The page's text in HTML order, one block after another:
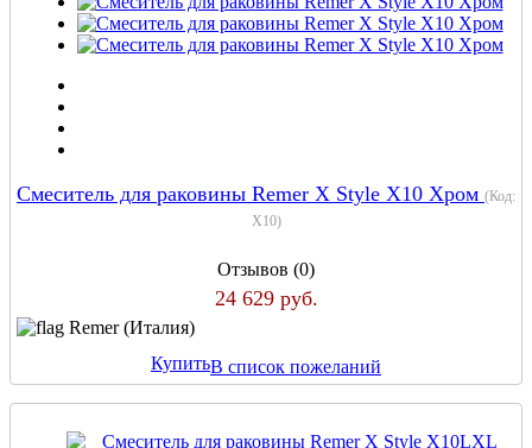
Cмеситель для раковины Remer X Style X10 Хром (Код:
X10)
Отзывов (0)
24 629 руб.
Remer (Италия)
КупитьВ список пожеланий